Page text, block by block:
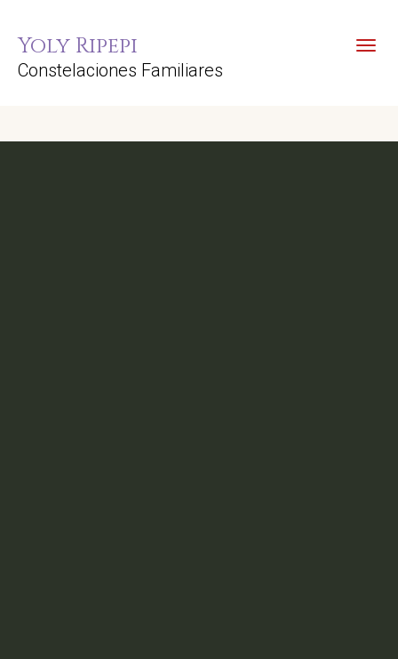
Yoly Ripepi
Constelaciones Familiares